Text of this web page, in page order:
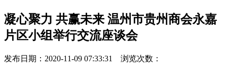
凝心聚力 共赢未来 温州市贵州商会永嘉
片区小组举行交流座谈会
发布日期：2020-11-09 07:33:31 浏览次数：